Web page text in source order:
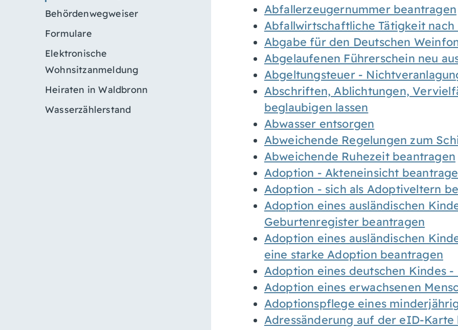
Behördenwegweiser
Formulare
Elektronische
Wohnsitzanmeldung
Heiraten in Waldbronn
Wasserzählerstand
Abfallerzeugernummer beantragen
Abfallwirtschaftliche Tätigkeit
Abgabe für den Deutschen
Abgelaufenen Führerschein neu
Abgeltungsteuer -
Abschriften, Ablichtungen,
beglaubigen lassen
Abwasser entsorgen
Abweichende Regelungen zum
Abweichende Ruhezeit beantragen
Adoption - Akteneinsicht
Adoption - sich als Adoptiveltern
Adoption eines ausländischen
Geburtenregister beantragen
Adoption eines ausländischen
eine starke Adoption beantragen
Adoption eines deutschen Kindes
Adoption eines erwachsenen
Adoptionspflege eines
Adressänderung auf der eID-Karte